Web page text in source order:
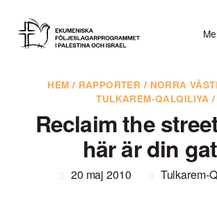
innehåll
efter?
HEM / RAPPORTER / NORRA
TULKAREM-QALQILIYA /
Reclaim the
här är din
20 maj 2010 Tulkarem-